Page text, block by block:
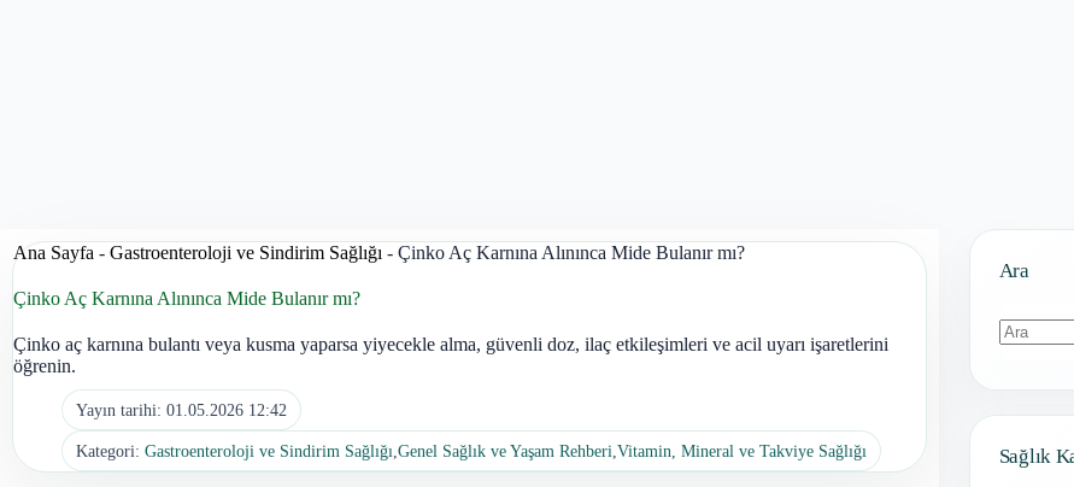
Ana Sayfa - Gastroenteroloji ve Sindirim Sağlığı - Çinko Aç Karnına Alınınca Mide Bulanır mı?
Çinko Aç Karnına Alınınca Mide Bulanır mı?
Çinko aç karnına bulantı veya kusma yaparsa yiyecekle alma, güvenli doz, ilaç etkileşimleri ve acil uyarı işaretlerini
öğrenin.
Yayın tarihi: 01.05.2026 12:42
Kategori: Gastroenteroloji ve Sindirim Sağlığı Genel Sağlık ve Yaşam Rehberi Vitamin, Mineral ve Takviye Sağlığı
Ara
Sağlık